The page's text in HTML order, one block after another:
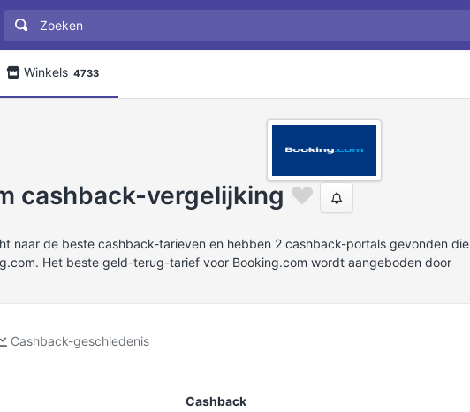
Winkels 4733
cashback-vergelijking
naar de beste cashback-tarieven en hebben 2 cashback-portals gevonden die
Het beste geld-terug-tarief voor Booking.com wordt aangeboden door
Cashback-geschiedenis
Cashback